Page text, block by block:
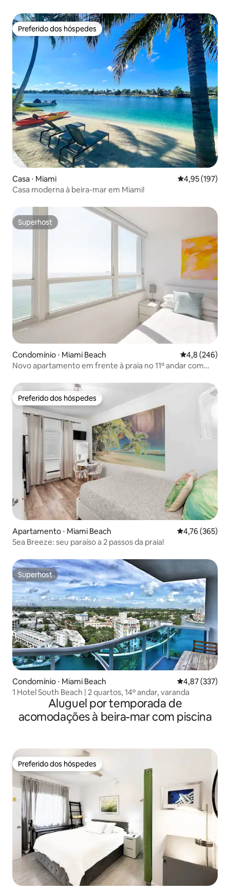
Preferido dos hóspedes
Preferido dos hóspedes
Casa ⋅ Miami 4,95 de uma
4,95 (197)
Casa moderna à beira-mar em Miami!
Superhost
Superhost
Condomínio ⋅ Miami Beach 4,8 de uma
4,8 (246)
Novo apartamento em frente à praia no 11º andar com
Preferido dos hóspedes
Preferido dos hóspedes
Apartamento ⋅ Miami Beach 4,76 de uma
4,76 (365)
Sea Breeze: seu paraíso a 2 passos da praia!
Superhost
Superhost
Condomínio ⋅ Miami Beach 4,87 de uma
4,87 (337)
1 Hotel South Beach | 2 quartos, 14º andar, varanda
Aluguel por temporada de
acomodações à beira-mar com piscina
Preferido dos hóspedes
Preferido dos hóspedes